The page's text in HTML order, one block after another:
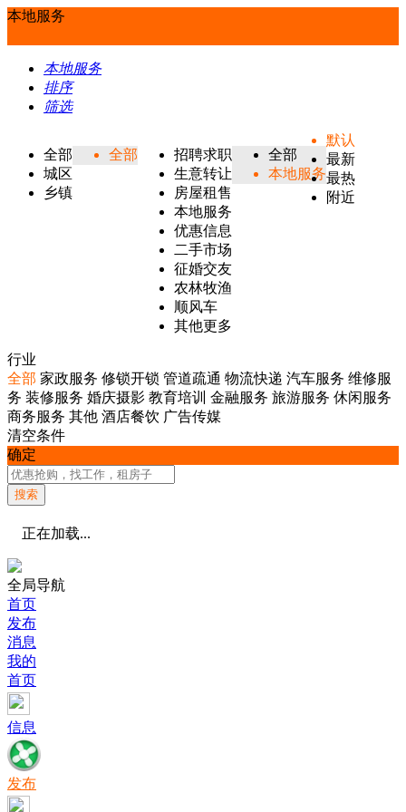
本地服务
本地服务
排序
筛选
全部
城区
乡镇
全部
招聘求职
生意转让
房屋租售
本地服务
优惠信息
二手市场
征婚交友
农林牧渔
顺风车
其他更多
全部
本地服务
默认
最新
最热
附近
行业
全部 家政服务 修锁开锁 管道疏通 物流快递 汽车服务 维修服
务 装修服务 婚庆摄影 教育培训 金融服务 旅游服务 休闲服务
商务服务 其他 酒店餐饮 广告传媒
清空条件
确定
搜索
正在加载...
全局导航
首页
发布
消息
我的
首页
信息
发布